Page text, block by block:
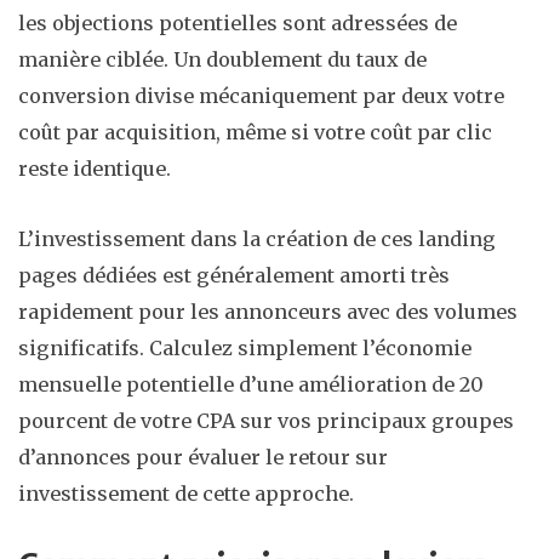
les objections potentielles sont adressées de
manière ciblée. Un doublement du taux de
conversion divise mécaniquement par deux votre
coût par acquisition, même si votre coût par clic
reste identique.
L’investissement dans la création de ces landing
pages dédiées est généralement amorti très
rapidement pour les annonceurs avec des volumes
significatifs. Calculez simplement l’économie
mensuelle potentielle d’une amélioration de 20
pourcent de votre CPA sur vos principaux groupes
d’annonces pour évaluer le retour sur
investissement de cette approche.